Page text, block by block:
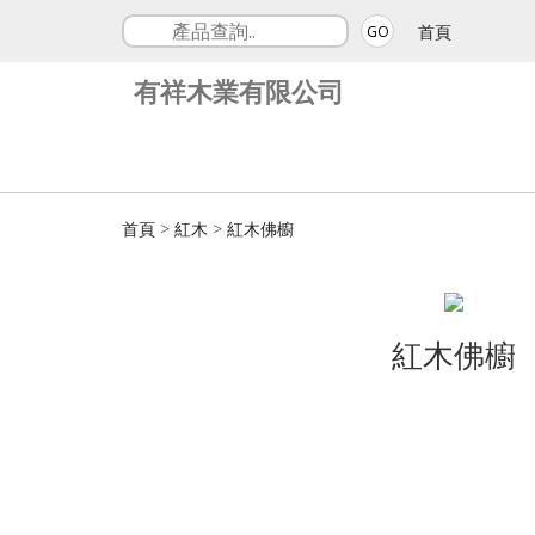
GO 首頁
有祥木業有限公司
首頁 > 紅木 > 紅木佛櫥
紅木佛櫥